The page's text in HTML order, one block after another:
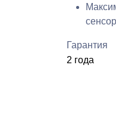
Гарантия
2 года